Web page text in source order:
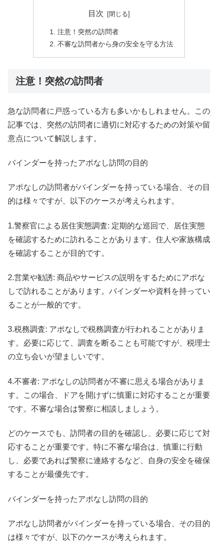
目次
注意！突然の訪問者
不審な訪問者から身の安全を守る方法
注意！突然の訪問者
急な訪問者に戸惑っている方も多いかもしれません。この
記事では、突然の訪問者に適切に対応するための対策や留
意点について解説します。
バインダーを持ったアポなし訪問の目的
アポなしの訪問者がバインダーを持っている場合、その目
的は様々ですが、以下のケースが考えられます。
1.警察官による居住実態調査: 定期的な巡回で、居住実態
を確認するために訪れることがあります。住人や家族構成
を確認することが目的です。
2.営業や勧誘: 商品やサービスの説明をするためにアポな
しで訪れることがあります。バインダーや資料を持ってい
ることが一般的です。
3.税務調査: アポなしで税務調査が行われることがありま
す。必要に応じて、調査を断ることも可能ですが、税理士
の立ち会いが望ましいです。
4.不審者: アポなしの訪問者が不審に思える場合がありま
す。この場合、ドアを開けずに慎重に対応することが重要
です。不審な場合は警察に相談しましょう。
どのケースでも、訪問者の目的を確認し、必要に応じて対
応することが重要です。特に不審な場合は、慎重に行動
し、必要であれば警察に連絡するなど、自身の安全を確保
することが最優先です。
バインダーを持ったアポなし訪問の目的
アポなし訪問者がバインダーを持っている場合、その目的
は様々ですが、以下のケースが考えられます。